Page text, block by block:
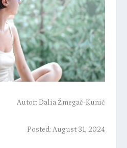
Autor: Dalia Žmegač-Kunić
Posted: August 31, 2024